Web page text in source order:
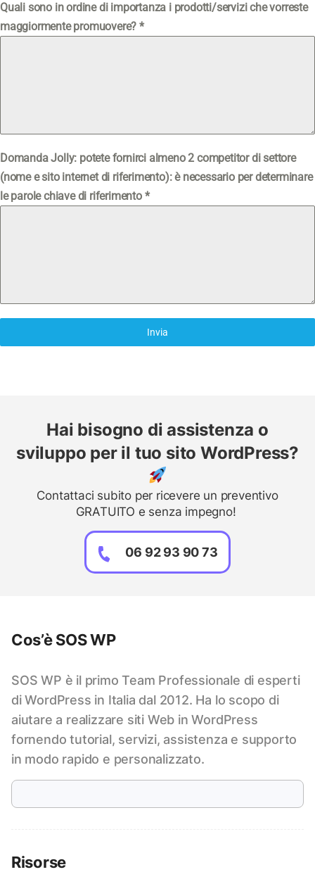
Quali sono in ordine di importanza i prodotti/servizi che vorreste
maggiormente promuovere?*
Domanda Jolly: potete fornirci almeno 2 competitor di settore
(nome e sito internet di riferimento): è necessario per determinare
le parole chiave di riferimento *
Invia
Hai bisogno di assistenza o
sviluppo per il tuo sito WordPress?
Contattaci subito per ricevere un preventivo
GRATUITO e senza impegno!
06 92 93 90 73
Cos’è SOS WP
SOS WP è il primo Team Professionale di esperti
di WordPress in Italia dal 2012. Ha lo scopo di
aiutare a realizzare siti Web in WordPress
fornendo tutorial, servizi, assistenza e supporto
in modo rapido e personalizzato.
Risorse